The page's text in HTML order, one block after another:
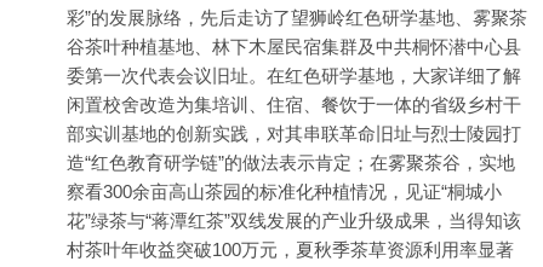
彩”的发展脉络，先后走访了望狮岭红色研学基地、雾聚茶
谷茶叶种植基地、林下木屋民宿集群及中共桐怀潜中心县
委第一次代表会议旧址。在红色研学基地，大家详细了解
闲置校舍改造为集培训、住宿、餐饮于一体的省级乡村干
部实训基地的创新实践，对其串联革命旧址与烈士陵园打
造“红色教育研学链”的做法表示肯定；在雾聚茶谷，实地
察看300余亩高山茶园的标准化种植情况，见证“桐城小
花”绿茶与“蒋潭红茶”双线发展的产业升级成果，当得知该
村茶叶年收益突破100万元，夏秋季茶草资源利用率显著